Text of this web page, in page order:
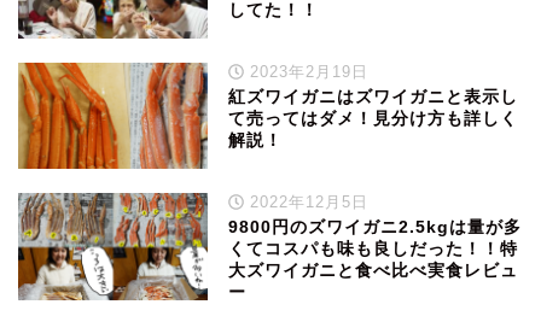
してた！！
2023年2月19日
紅ズワイガニはズワイガニと表示し
て売ってはダメ！見分け方も詳しく
解説！
2022年12月5日
9800円のズワイガニ2.5kgは量が多
くてコスパも味も良しだった！！特
大ズワイガニと食べ比べ実食レビュ
ー